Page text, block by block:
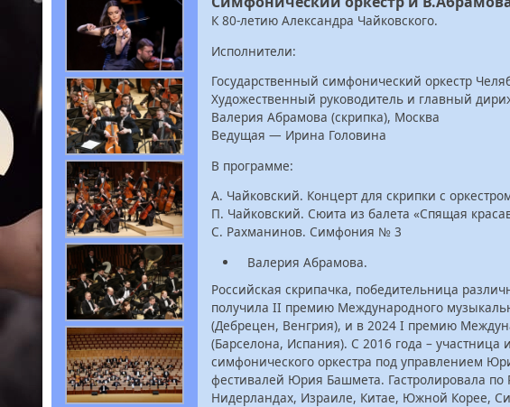
К 80-летию Александра Чайковского.
Исполнители:
Государственный симфонический оркестр
Художественный руководитель и главный
Валерия Абрамова (скрипка), Москва
Ведущая — Ирина Головина
В программе:
А. Чайковский. Концерт для скрипки с
П. Чайковский. Сюита из балета «Спящая
С. Рахманинов. Симфония № 3
Валерия Абрамова.
Российская скрипачка, победительница
получила II премию Международного
(Дебрецен, Венгрия), и в 2024 I премию
(Барселона, Испания). С 2016 года – участница
симфонического оркестра под управлением
фестивалей Юрия Башмета. Гастролировала
Нидерландах, Израиле, Китае, Южной Корее,